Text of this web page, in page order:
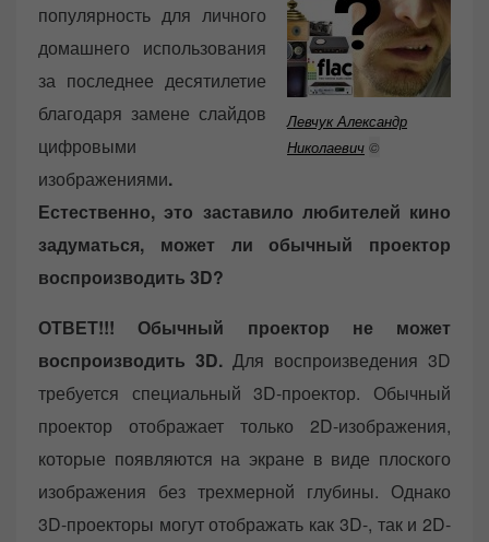
Левчук Александр
Николаевич ©
популярность для личного
домашнего использования
за последнее десятилетие
благодаря замене слайдов
цифровыми
изображениями.
Естественно, это заставило любителей кино
задуматься, может ли обычный проектор
воспроизводить 3D?
ОТВЕТ!!! Обычный проектор не может
воспроизводить 3D. Для воспроизведения 3D
требуется специальный 3D-проектор. Обычный
проектор отображает только 2D-изображения,
которые появляются на экране в виде плоского
изображения без трехмерной глубины. Однако
3D-проекторы могут отображать как 3D-, так и 2D-